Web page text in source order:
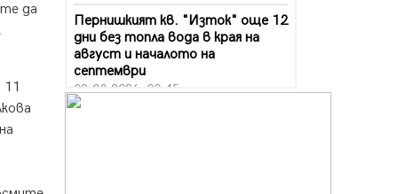
да
Пернишкият кв. "Изток" още 12
дни без топла вода в края на
август и началото на
септември
09.08.2026, 00:45